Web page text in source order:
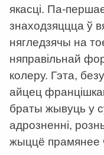
якасці. Па-
знаходзяццца ў
нягледзячы на
няправільнай
колеру. Гэта,
айцец
браты жывуць у
адрозненні,
жыццё прамянее